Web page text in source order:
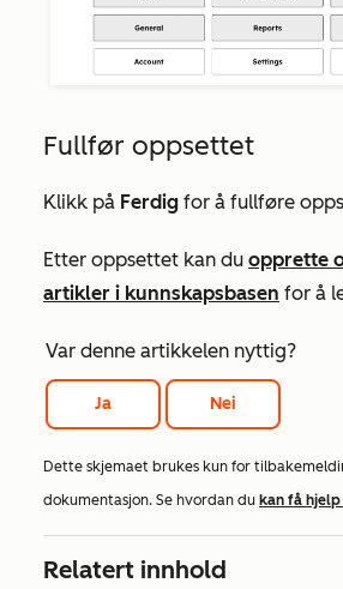
Fullfør oppsettet
Klikk på Ferdig for å fullføre
Etter oppsettet kan du opprette
artikler i kunnskapsbasen for å
Var denne artikkelen nyttig?
Ja Nei
Dette skjemaet brukes kun for
dokumentasjon. Se hvordan du kan få
Relatert innhold